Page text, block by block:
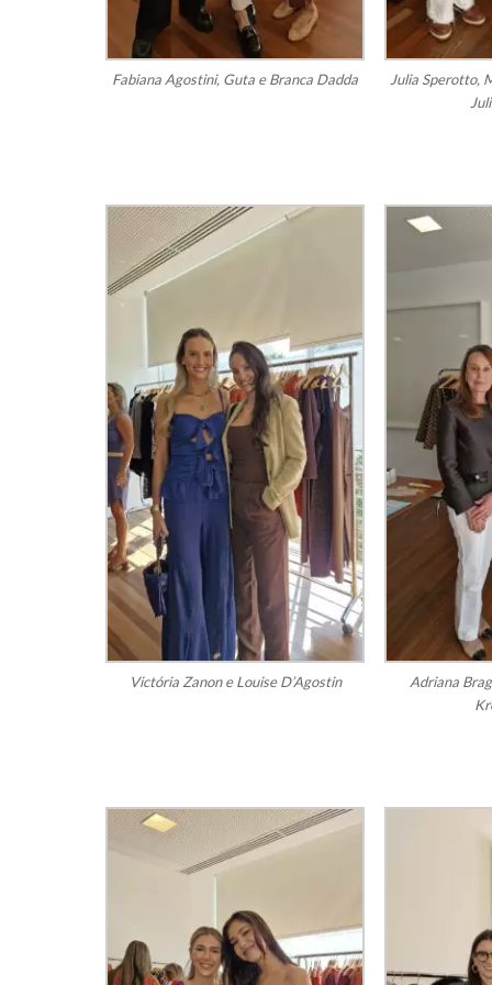
Fabiana Agostini, Guta e Branca Dadda
Julia Sperotto,
Victória Zanon e Louise D’Agostin
Adriana